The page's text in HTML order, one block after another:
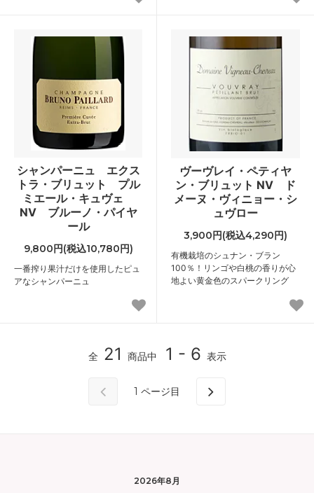
シャンパーニュ エクス
トラ・ブリュット プル
ミエール・キュヴェ
NV ブルーノ・パイヤ
ール
9,800円(税込10,780円)
一番搾り果汁だけを使用したピュ
アなシャンパーニュ
ヴーヴレイ・ペティヤ
ン・ブリュット NV ド
メーヌ・ヴィニョー・シ
ュヴロー
3,900円(税込4,290円)
有機栽培のシュナン・ブラン
100％！リンゴや白桃の香りが心
地よい黄金色のスパークリング
全 21 商品中 1 - 6 表示
1 ページ目
2026年8月